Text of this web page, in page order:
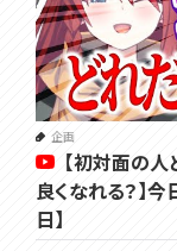
企画
【初対面の
良くなれる？】今
日】